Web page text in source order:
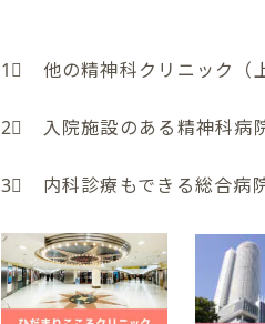
1⃣ 他の精神科クリニック（
2⃣ 入院施設のある精神科病
3⃣ 内科診療もできる総合病